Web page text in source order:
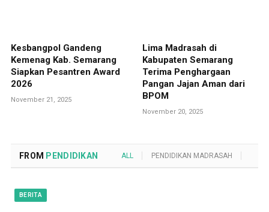
Kesbangpol Gandeng
Kemenag Kab. Semarang
Siapkan Pesantren Award
2026
November 21, 2025
Lima Madrasah di
Kabupaten Semarang
Terima Penghargaan
Pangan Jajan Aman dari
BPOM
November 20, 2025
FROM PENDIDIKAN ALL PENDIDIKAN MADRASAH
BERITA